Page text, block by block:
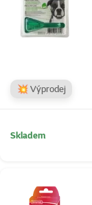
💥 Výprodej
Skladem